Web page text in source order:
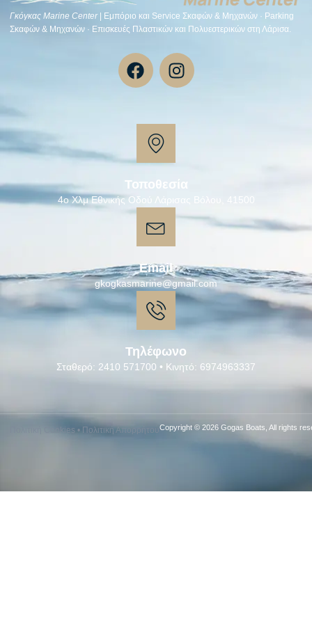
Γκόγκας Μarine Center| Εμπόριο και Service Σκαφών & Μηχανών · Parking
Σκαφών & Μηχανών · Επισκευές Πλαστικών και Πολυεστερικών στη Λάρισα.
Τοποθεσία
4ο Χλμ Εθνικής Οδού Λάρισας Βόλου, 41500
Email
gkogkasmarine@gmail.com
Τηλέφωνο
Σταθερό: 2410 571700 • Κινητό: 6974963337
Πολιτική Cookies • Πολιτική ΑπορρήτουCopyright © 2026 Gogas Boats, All rights